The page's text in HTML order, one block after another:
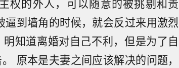
权的外人，可以随意的被挑剔和责
到墙角的时候，就会反过来用激烈
知道离婚对自己不利，但是为了自
原本是夫妻之间应该解决的问题，